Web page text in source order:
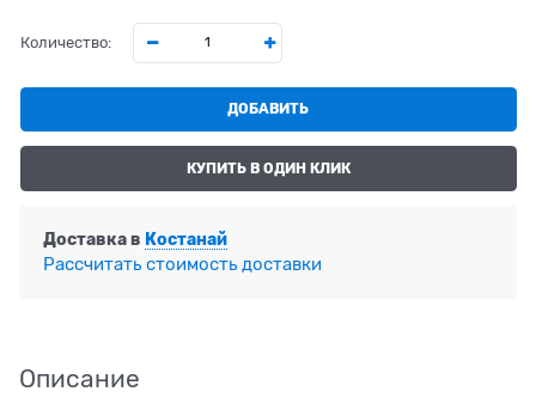
Количество:
ДОБАВИТЬ
КУПИТЬ В ОДИН КЛИК
Доставка в Костанай
Рассчитать стоимость доставки
Описание